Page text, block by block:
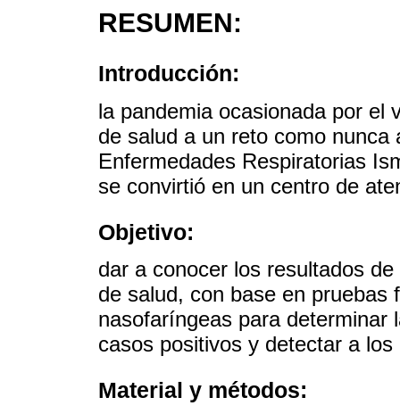
RESUMEN:
Introducción:
la pandemia ocasionada por el
de salud a un reto como
Enfermedades Respiratorias
se convirtió en un centro de
Objetivo:
dar a conocer los resultados
de salud, con base en
nasofaríngeas para determinar
casos positivos y detectar a
Material y métodos: